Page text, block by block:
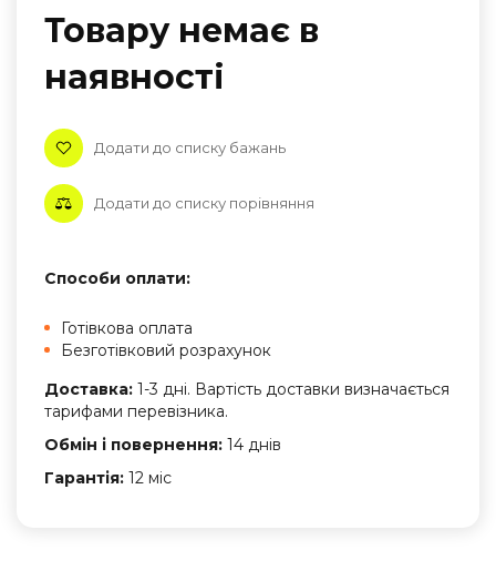
Товару немає в
наявностi
Додати до списку бажань
Додати до списку порівняння
Способи оплати:
Готівкова оплата
Безготівковий розрахунок
Доставка: 1-3 дні. Вартість доставки визначається
тарифами перевізника.
Обмін і повернення: 14 днів
Гарантія: 12 міс